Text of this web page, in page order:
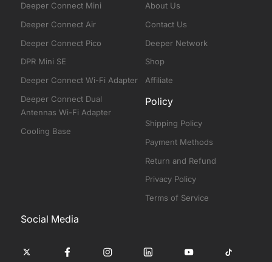
Deeper Connect Mini
Deeper Connect Air
Deeper Connect Pico
DPR Mini SE
Deeper Connect Wi-Fi Adapter
Deeper Connect Dual
Antennas Wi-Fi Adapter
Cooling Base
About Us
Contact Us
Deeper Network
Shop
Affiliate
Policy
Shipping Policy
Payment Methods
Return and Refund
Privacy Policy
Terms of Service
Social Media